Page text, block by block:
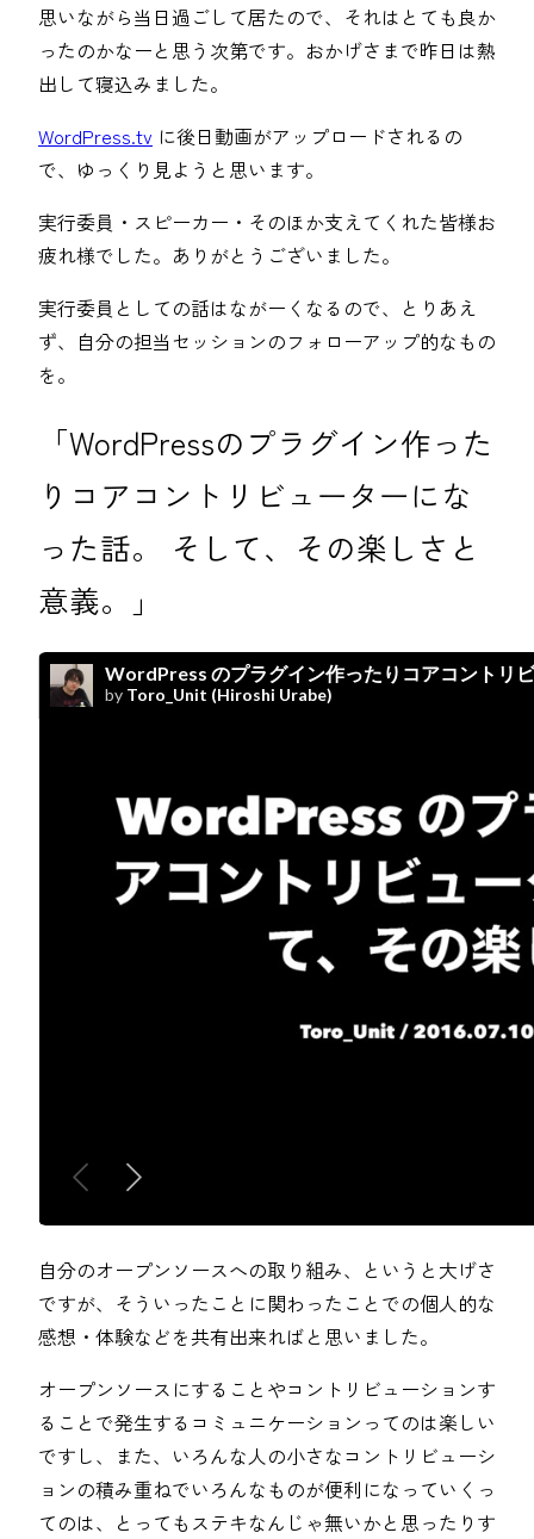
思いながら当日過ごして居たので、それはとても良か
ったのかなーと思う次第です。おかげさまで昨日は熱
出して寝込みました。
WordPress.tv に後日動画がアップロードされるの
で、ゆっくり見ようと思います。
実行委員・スピーカー・そのほか支えてくれた皆様お
疲れ様でした。ありがとうございました。
実行委員としての話はながーくなるので、とりあえ
ず、自分の担当セッションのフォローアップ的なもの
を。
「WordPressのプラグイン作った
りコアコントリビューターにな
った話。 そして、その楽しさと
意義。」
自分のオープンソースへの取り組み、というと大げさ
ですが、そういったことに関わったことでの個人的な
感想・体験などを共有出来ればと思いました。
オープンソースにすることやコントリビューションす
ることで発生するコミュニケーションってのは楽しい
ですし、また、いろんな人の小さなコントリビューシ
ョンの積み重ねでいろんなものが便利になっていくっ
てのは、とってもステキなんじゃ無いかと思ったりす